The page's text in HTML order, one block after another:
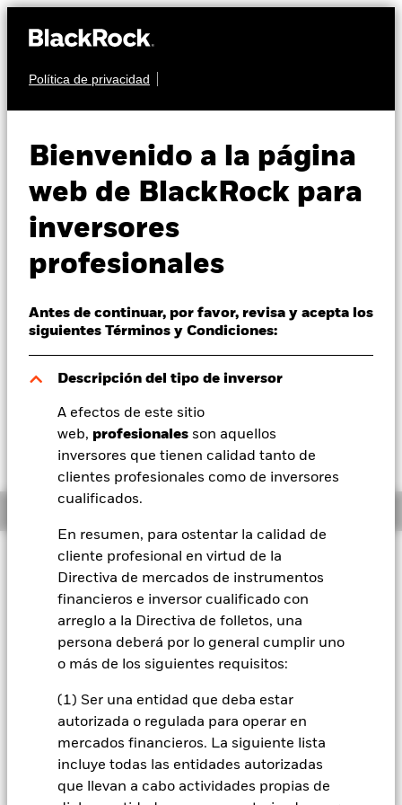
Política de privacidad
Bienvenido a la página
web de BlackRock para
inversores
profesionales
Antes de continuar, por favor, revisa y acepta los
siguientes Términos y Condiciones:
Descripción del tipo de inversor
A efectos de este sitio
web, profesionales son aquellos
inversores que tienen calidad tanto de
clientes profesionales como de inversores
cualificados.
En resumen, para ostentar la calidad de
cliente profesional en virtud de la
Directiva de mercados de instrumentos
financieros e inversor cualificado con
arreglo a la Directiva de folletos, una
persona deberá por lo general cumplir uno
o más de los siguientes requisitos:
(1) Ser una entidad que deba estar
autorizada o regulada para operar en
mercados financieros. La siguiente lista
incluye todas las entidades autorizadas
que llevan a cabo actividades propias de
Perspectivas
Visión de mercado
Educación
Profesionales
España
Change location
BlackRock
iShares
Nuestra compañía
Government Bond
Index Fund (IE)
USD 11,38
Variación del valor liquidativo a 07 ago 2026
USD 0,00 (-0,03%)
Filosofía de inversión
El Fondo tiene por objetivo obtener la rentabilidad total de su
inversión, a través de una combinación de revalorización del
capital y rendimientos, que refleje la rentabilidad del Índice
FTSE Euro Government Bond, el índice de referencia del
Fondo. El Fondo invierte principalmente en los valores de
renta fija (RF) (como bonos) que componen el índice de
referencia del Fondo (que está integrado por bonos del
Estado). En aquellas jurisdicciones en las que el Fondo esté
sujeto a retenciones fiscales por la inversión en valores de RF
emitidos por Estados, el Fondo podrá invertir en instituciones
financieras de alta calidad.